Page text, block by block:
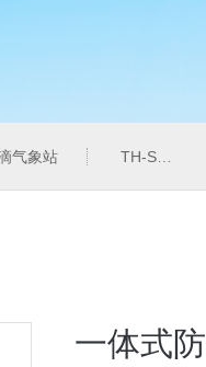
气象站 TH-SZZL水质总磷监测仪
一体式